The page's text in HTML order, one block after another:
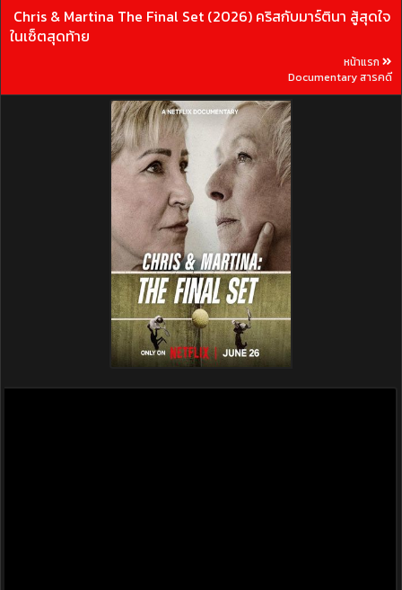
Chris & Martina The Final Set (2026) คริสกับมาร์ตินา สู้สุดใจ
ในเซ็ตสุดท้าย
หน้าแรก
Documentary สารคดี